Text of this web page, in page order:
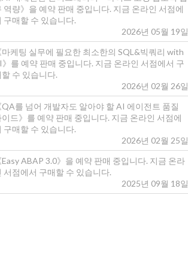
역량》을 예약 판매 중입니다. 지금 온라인 서점에
구매할 수 있습니다.
2026년 05월 19일
마케팅 실무에 필요한 최소한의 SQL&빅쿼리 with
를 예약 판매 중입니다. 지금 온라인 서점에서 구
할 수 있습니다.
2026년 02월 26일
QA를 넘어 개발자도 알아야 할 AI 에이전트 품질
이드》를 예약 판매 중입니다. 지금 온라인 서점에
구매할 수 있습니다.
2026년 02월 25일
Easy ABAP 3.0》을 예약 판매 중입니다. 지금 온라
서점에서 구매할 수 있습니다.
2025년 09월 18일